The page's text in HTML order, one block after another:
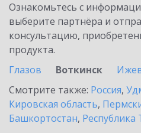
Ознакомьтесь с
выберите партнёра и
консультацию,
продукта.
Глазов
Воткинск
Смотрите также: Россия,
Кировская область,
Башкортостан, Республика